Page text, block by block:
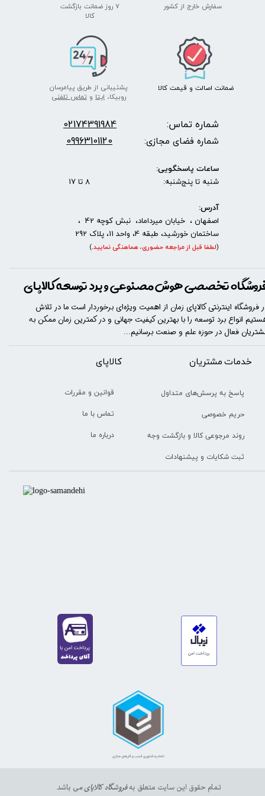
تمام حقوق این سایت متعلق بهفروشگاه کالاپای می باشد.
پشتیبانی از طریق پیامرسان
روبیکا، ایتا و تماس تلفنی
سفارش خارج از کشور
۷ روز ضمانت بازگشت
​​​​​​​کالا
ضمانت اصالت و قیمت​​​​​​​ کالا ​​​​​​​
خدمات مشتریان
پاسخ به پرسش‌های متداول
حریم خصوصی
روند مرجوعی کالا و بازگشت وجه
ثبت شکایات و پیشنهادات
​​کالاپای
قوانین و مقررات
تماس با ما
درباره ما
تخصصی هوش مصنوعی و برد توسعه کالاپای
فروشگاه اینترنتی کالاپای زمان از اهمیت ویژه‌ای برخوردار است ما در تلاش
انواع برد توسعه را با​​​ بهترین کیفیت جهانی و در کمترین زمان ممکن به
فعال در حوزه علم و صنعت برسانیم...
شماره تماس: 02174391984
شماره فضای مجازی: 09963101120
ساعات پاسخگویی:
شنبه تا پنج‌شنبه: 8 تا 17
آدرس:
اصفهان ، خیابان میرداماد، نبش کوچه 42 ،
ساختمان خورشید، طبقه 4، واحد 11، پلاک 292
(لطفا قبل از مراجعه حضوری، هماهنگی نمایید.
)